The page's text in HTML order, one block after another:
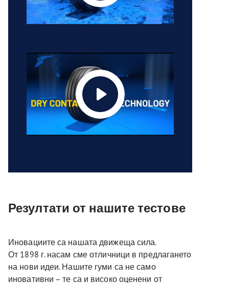
Резултати от нашите тестове
Иновациите са нашата движеща сила.
От 1898 г. насам сме отличници в предлагането
на нови идеи. Нашите гуми са не само
иновативни – те са и високо оценени от